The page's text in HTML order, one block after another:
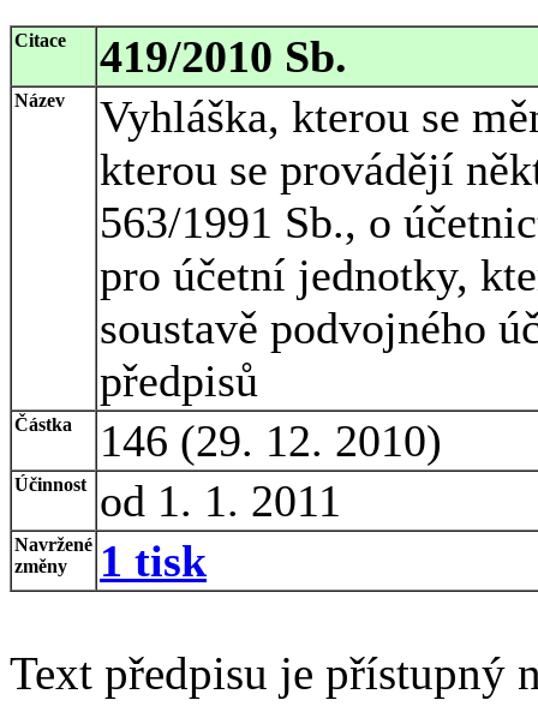
Citace 419/2010 Sb.
Název
Vyhláška, kterou se
kterou se provádějí
563/1991 Sb., o
pro účetní jednotky,
soustavě podvojného
předpisů
Částka 146 (29. 12. 2010)
Účinnost od 1. 1. 2011
Navržené
změny
1 tisk
Text předpisu je přístupný